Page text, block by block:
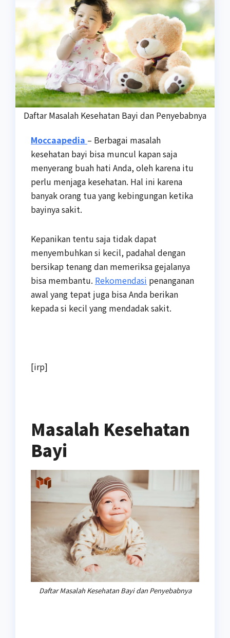
Daftar Masalah Kesehatan Bayi dan Penyebabnya
Moccaapedia – Berbagai masalah
kesehatan bayi bisa muncul kapan saja
menyerang buah hati Anda, oleh karena itu
perlu menjaga kesehatan. Hal ini karena
banyak orang tua yang kebingungan ketika
bayinya sakit.
Kepanikan tentu saja tidak dapat
menyembuhkan si kecil, padahal dengan
bersikap tenang dan memeriksa gejalanya
bisa membantu. Rekomendasi penanganan
awal yang tepat juga bisa Anda berikan
kepada si kecil yang mendadak sakit.
[irp]
Masalah Kesehatan
Bayi
Daftar Masalah Kesehatan Bayi dan Penyebabnya